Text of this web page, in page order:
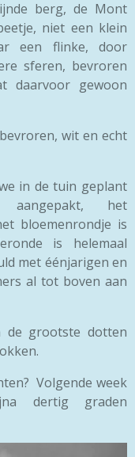
berg, de Mont
niet een klein
een flinke, door
sferen, bevroren
daarvoor gewoon
wit en echt
in de tuin geplant
het
bloemenrondje is
is helemaal
met éénjarigen en
al tot boven aan
de grootste dotten
Volgende week
dertig graden